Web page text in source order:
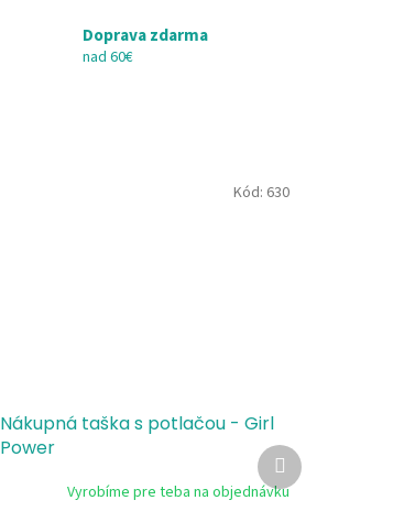
Doprava zdarma
nad 60€
Nákupná taška s potlačou - Girl
Power
Vyrobíme pre teba na objednávku
Kód: 630
Ďalší
produkt